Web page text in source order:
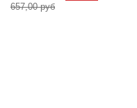
657,00 руб